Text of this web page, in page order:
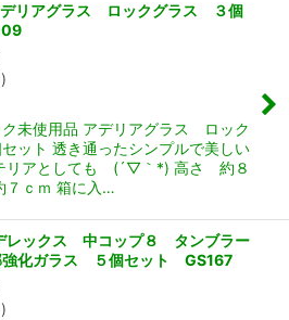
リアグラス ロックグラス ３個
)
未使用品 アデリアグラス ロック
ット 透き通ったシンプルで美しい
リアとしても (´▽｀*) 高さ 約８
ｃｍ 箱に入…
レックス 中コップ８ タンブラー
化ガラス ５個セット GS167
)